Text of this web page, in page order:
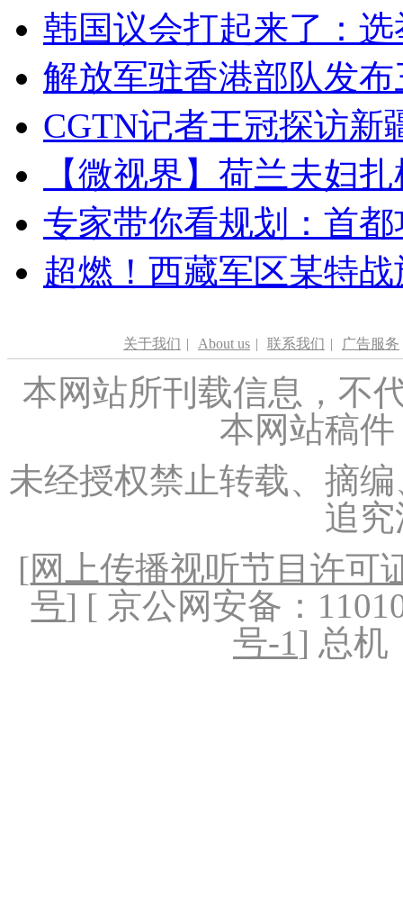
韩国议会打起来了：
解放军驻香港部队发
CGTN记者王冠探访新
【微视界】荷兰夫妇
专家带你看规划：首
超燃！西藏军区某特
关于我们 | About us | 联系我们 | 广告服务
本网站所刊载信息，不
本网站稿
未经授权禁止转载、摘
追
[网上传播视听节目许可
号] [ 京公网安备：
号-1] 总机